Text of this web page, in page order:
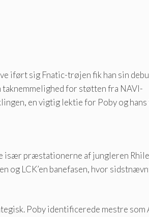
iført sig Fnatic-trøjen fik han sin
for støtten fra NAVI-
en vigtig lektie for Poby og hans
især præstationerne af jungleren
og LCK’en banefasen, hvor
Poby identificerede mestre som